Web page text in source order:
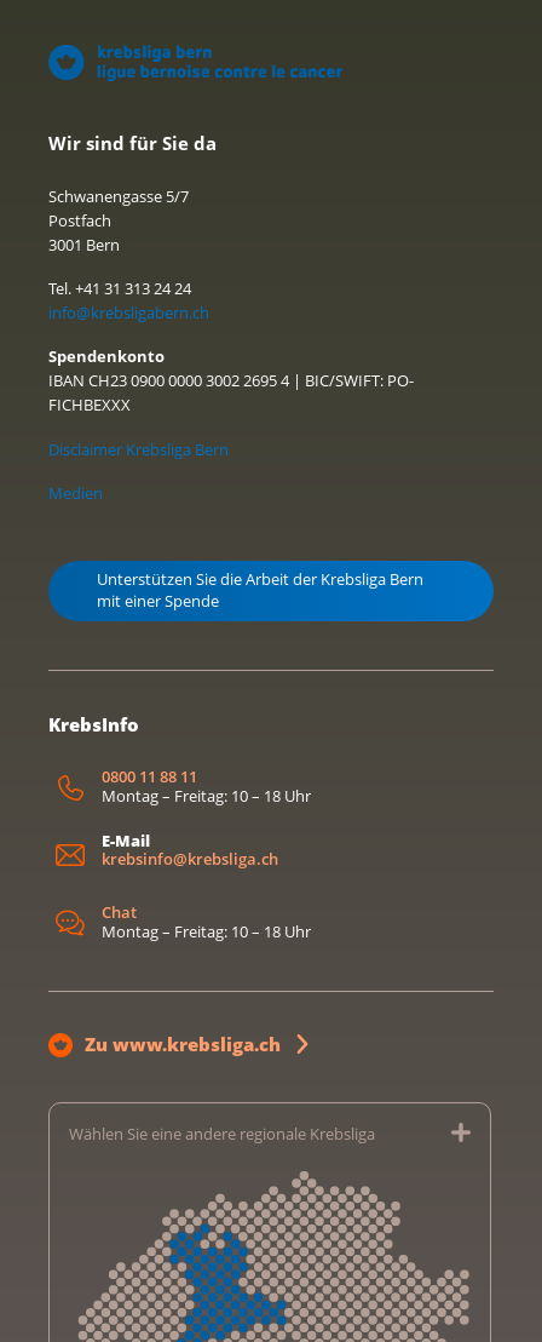
Wir sind für Sie da
Schwanengasse 5/7
Postfach
3001 Bern
Tel. +41 31 313 24 24
info@krebsligabern.ch
Spendenkonto
IBAN CH23 0900 0000 3002 2695 4 | BIC/SWIFT: PO-
FICHBEXXX
Disclaimer Krebsliga Bern
Medien
Unterstützen Sie die Arbeit der Krebsliga Bern
mit einer Spende
KrebsInfo
0800 11 88 11
Montag – Freitag: 10 – 18 Uhr
E-Mail
krebsinfo@krebsliga.ch
Chat
Montag – Freitag: 10 – 18 Uhr
Zu www.krebsliga.ch
Wählen Sie eine andere regionale Krebsliga